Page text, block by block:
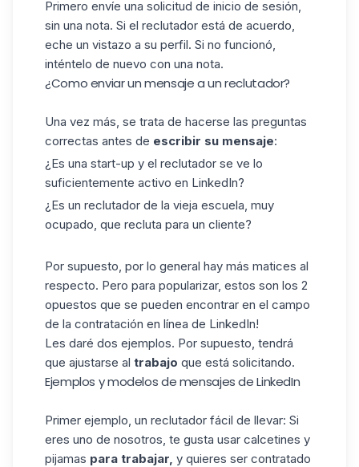
Primero envíe una solicitud de inicio de sesión,
sin una nota. Si el reclutador está de acuerdo,
eche un vistazo a su perfil. Si no funcionó,
inténtelo de nuevo con una nota.
¿Como enviar un mensaje a un reclutador?
Una vez más, se trata de hacerse las preguntas
correctas antes de escribir su mensaje:
¿Es una start-up y el reclutador se ve lo
suficientemente activo en LinkedIn?
¿Es un reclutador de la vieja escuela, muy
ocupado, que recluta para un cliente?
Por supuesto, por lo general hay más matices al
respecto. Pero para popularizar, estos son los 2
opuestos que se pueden encontrar en el campo
de la contratación en línea de LinkedIn!
Les daré dos ejemplos. Por supuesto, tendrá
que ajustarse al trabajo que está solicitando.
Ejemplos y modelos de mensajes de LinkedIn
Primer ejemplo, un reclutador fácil de llevar: Si
eres uno de nosotros , te gusta usar calcetines y
pijamas para trabajar, y quieres ser contratado